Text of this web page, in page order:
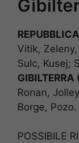
Vitik,
Sulc, Kusej;
Ronan,
Borge, Pozo.
POSSIBILE